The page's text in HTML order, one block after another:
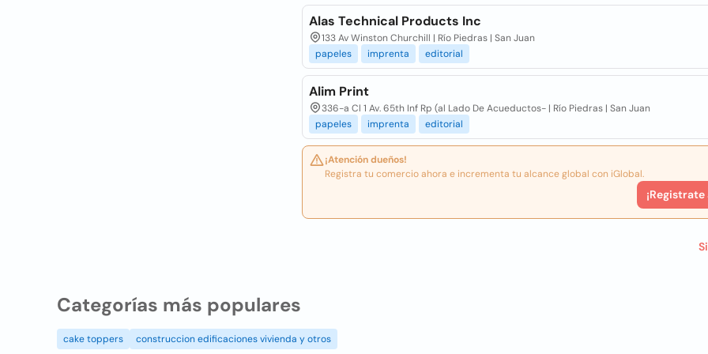
Alas Technical Products Inc
133 Av Winston Churchill | Río Piedras | San Juan
papeles
imprenta editorial
Alim Print
336-a Cl 1 Av. 65th Inf Rp (al Lado De Acueductos- | Río Piedras | San Juan
papeles
imprenta editorial
¡Atención dueños!
Registra tu comercio ahora e incrementa tu alcance global con iGlobal.
¡Registrate
Categorías más populares
cake toppers construccion edificaciones vivienda y otros